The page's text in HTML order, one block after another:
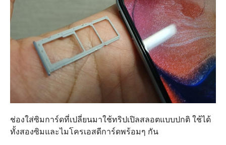
ช่องใส่ซิมการ์ดที่เปลี่ยนมาใช้ทริปเปิลสลอตแบบปกติ ใช้ได้
ทั้งสองซิมและไมโครเอสดีการ์ดพร้อมๆ กัน